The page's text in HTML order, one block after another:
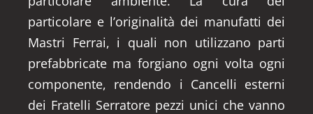
particolare e l’originalità dei manufatti dei
Mastri Ferrai, i quali non utilizzano parti
prefabbricate ma forgiano ogni volta ogni
componente, rendendo i Cancelli esterni
dei Fratelli Serratore pezzi unici che vanno